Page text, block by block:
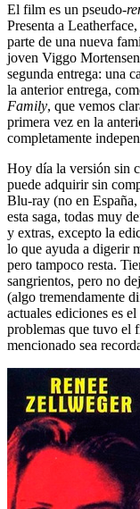
El film es un pseudo-
Presenta a
parte de una nueva
joven Viggo
segunda entrega: una
la anterior entrega,
Family, que vemos
primera vez en la
completamente
Hoy día la versión sin
puede adquirir sin
Blu-ray (no en
esta saga, todas muy
y extras, excepto la
lo que ayuda a digerir
pero tampoco resta.
sangrientos, pero no
(algo tremendamente
actuales ediciones es
problemas que tuvo el
mencionado sea